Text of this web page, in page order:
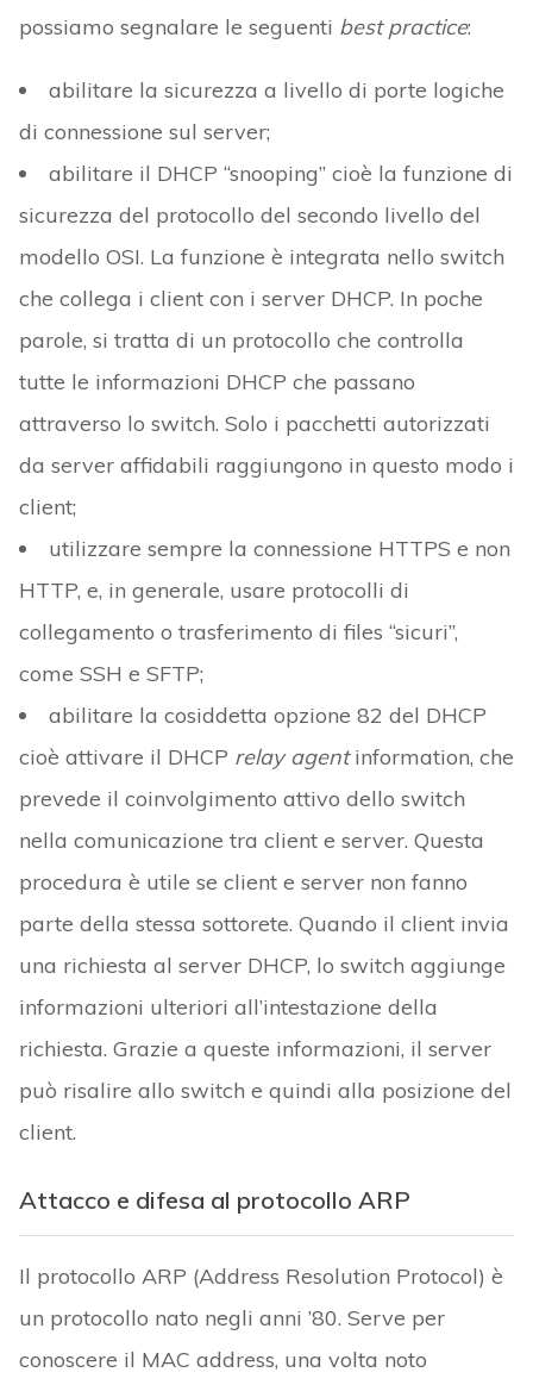
possiamo segnalare le seguenti best practice:
abilitare la sicurezza a livello di porte logiche
di connessione sul server;
abilitare il DHCP “snooping” cioè la funzione di
sicurezza del protocollo del secondo livello del
modello OSI. La funzione è integrata nello switch
che collega i client con i server DHCP. In poche
parole, si tratta di un protocollo che controlla
tutte le informazioni DHCP che passano
attraverso lo switch. Solo i pacchetti autorizzati
da server affidabili raggiungono in questo modo i
client;
utilizzare sempre la connessione HTTPS e non
HTTP, e, in generale, usare protocolli di
collegamento o trasferimento di files “sicuri”,
come SSH e SFTP;
abilitare la cosiddetta opzione 82 del DHCP
cioè attivare il DHCP relay agentinformation, che
prevede il coinvolgimento attivo dello switch
nella comunicazione tra client e server. Questa
procedura è utile se client e server non fanno
parte della stessa sottorete. Quando il client invia
una richiesta al server DHCP, lo switch aggiunge
informazioni ulteriori all’intestazione della
richiesta. Grazie a queste informazioni, il server
può risalire allo switch e quindi alla posizione del
client.
Attacco e difesa al protocollo ARP
Il protocollo ARP (Address Resolution Protocol) è
un protocollo nato negli anni ’80. Serve per
conoscere il MAC address, una volta noto